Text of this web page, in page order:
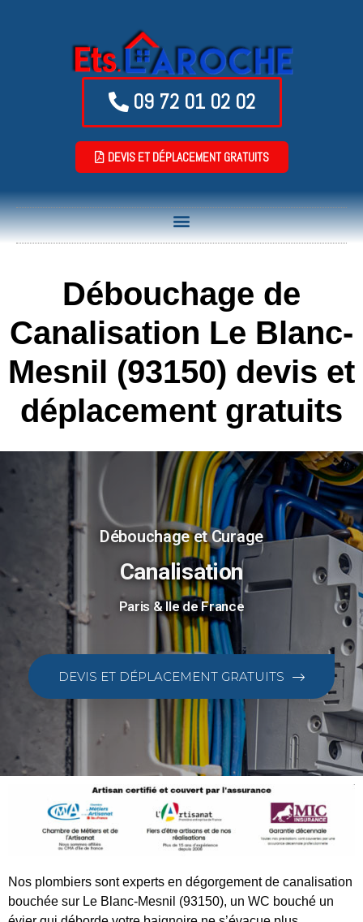
09 72 01 02 02
DEVIS ET DÉPLACEMENT GRATUITS
Débouchage de
Canalisation Le Blanc-
Mesnil (93150) devis et
déplacement gratuits
Débouchage et Curage
Canalisation
Paris & Ile de France
DEVIS ET DÉPLACEMENT GRATUITS
Nos plombiers sont experts en dégorgement de canalisation
bouchée sur Le Blanc-Mesnil (93150), un WC bouché un